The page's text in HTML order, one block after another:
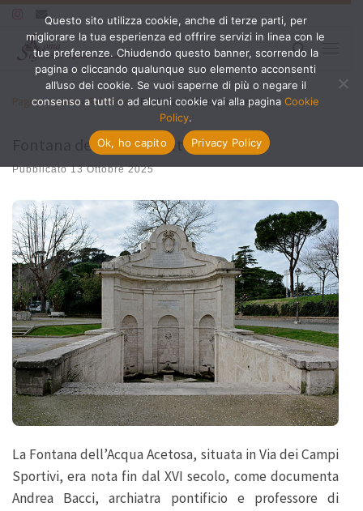
Passa al contenuto
Search
Pagina iniziale »Rubriche» Fontana dell’Acqua Acetosa
Fontana dell’Acqua Acetosa
Pubblicato13 Ottobre 2025
La Fontana dell’Acqua Acetosa, situata in Via dei Campi
Sportivi, era nota fin dal XVI secolo, come documenta
Andrea Bacci, archiatra pontificio e professore di
Questo sito utilizza cookie, anche di terze parti, per
migliorare la tua esperienza ed offrire servizi in linea con le
tue preferenze. Chiudendo questo banner, scorrendo la
pagina o cliccando qualunque suo elemento acconsenti
all’uso dei cookie. Se vuoi saperne di più o negare il
consenso a tutti o ad alcuni cookie vai alla pagina Cookie
Policy.
Ok, ho capito
Privacy Policy